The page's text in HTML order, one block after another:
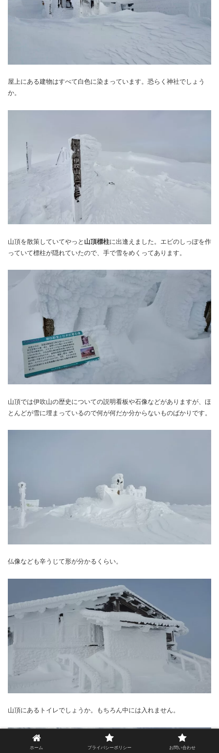
屋上にある建物はすべて白色に染まっています。恐らく神社でしょう
か。
山頂を散策していてやっと 山頂標柱に出逢えました。エビのしっぽを作
っていて標柱が隠れていたので、手で雪をめくってあります。
山頂では伊吹山の歴史についての説明看板や石像などがありますが、ほ
とんどが雪に埋まっているので何が何だか分からないものばかりです。
仏像なども辛うじて形が分かるくらい。
山頂にあるトイレでしょうか。もちろん中には入れません。
ホーム プライバシーポリシー お問い合わせ